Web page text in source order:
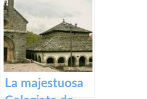
La majestuosa